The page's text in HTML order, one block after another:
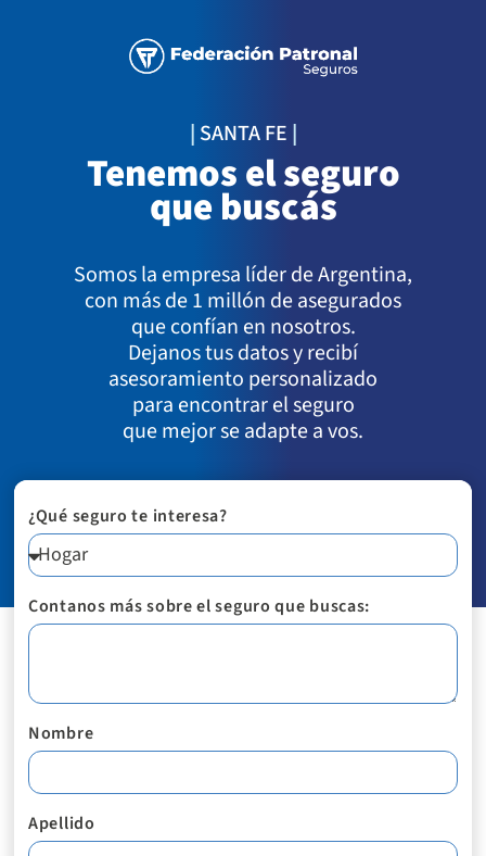
| SANTA FE |
Tenemos el seguro
que buscás
Somos la empresa líder de Argentina,
con más de 1 millón de asegurados
que confían en nosotros.
Dejanos tus datos y recibí
asesoramiento personalizado
para encontrar el seguro
que mejor se adapte a vos.
¿Qué seguro te interesa?
Contanos más sobre el seguro que buscas:
Nombre
Apellido